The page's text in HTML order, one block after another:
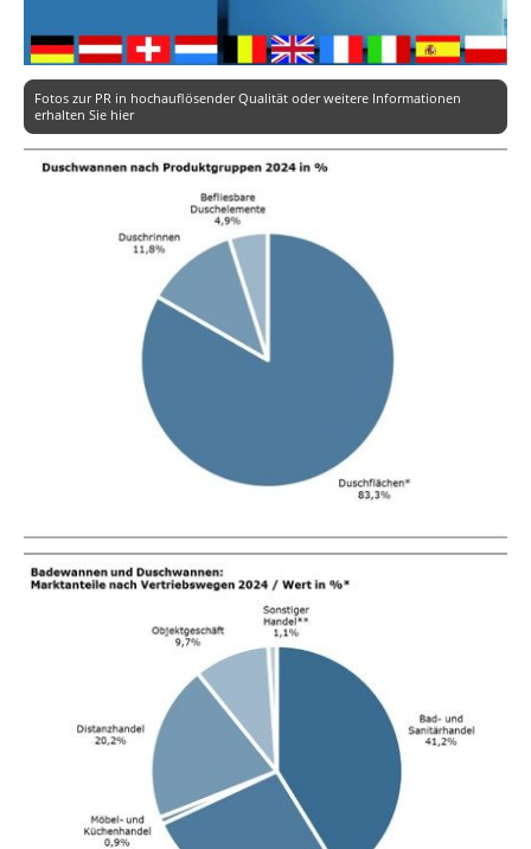
Fotos zur PR in hochauflösender Qualität oder weitere Informationen
erhalten Sie hier